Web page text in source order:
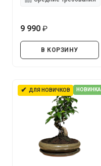
9 990
В КОРЗИНУ
✔ ДЛЯ НОВИЧКОВ НОВИНКА